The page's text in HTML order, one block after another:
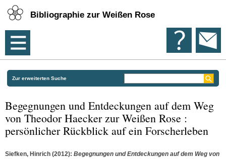
Bibliographie zur Weißen Rose
Zur erweiterten Suche
Begegnungen und Entdeckungen auf dem Weg
von Theodor Haecker zur Weißen Rose :
persönlicher Rückblick auf ein Forscherleben
Siefken, Hinrich (2012): Begegnungen und Entdeckungen auf dem Weg von